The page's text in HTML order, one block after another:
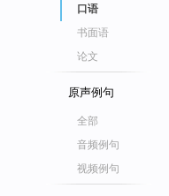
口语
书面语
论文
原声例句
全部
音频例句
视频例句